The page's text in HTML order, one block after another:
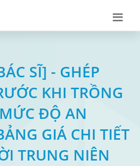
SĨ] - GHÉP
KHI TRỒNG
ĐỘ AN
GIÁ CHI TIẾT
TRUNG NIÊN